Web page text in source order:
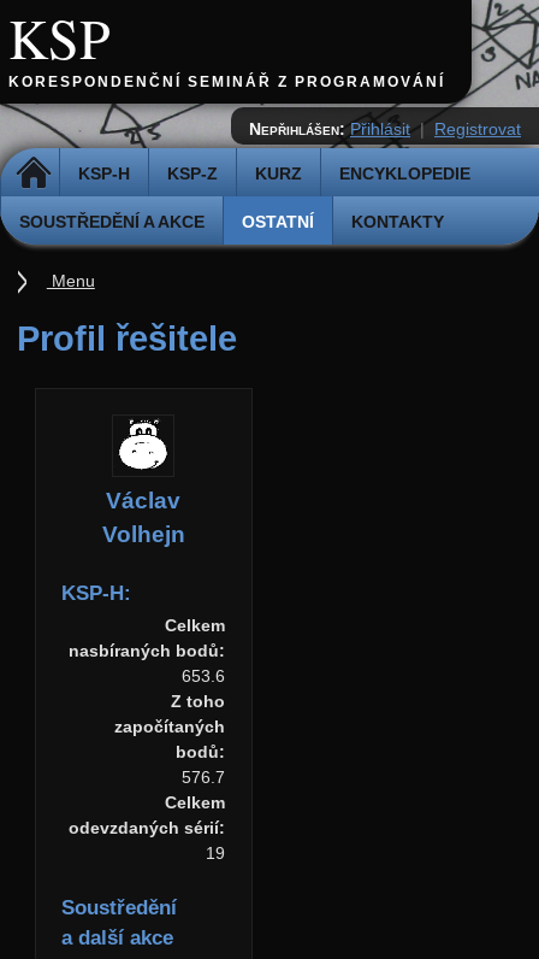
KSP
KORESPONDENČNÍ SEMINÁŘ Z PROGRAMOVÁNÍ
DOMŮ KSP-H KSP-Z KURZ ENCYKLOPEDIE
SOUSTŘEDĚNÍ A AKCE OSTATNÍ KONTAKTY
Nepřihlášen: Přihlásit | Registrovat
Profil řešitele
Václav
Volhejn
KSP-H:
Celkem
nasbíraných bodů:
653.6
Z toho
započítaných
bodů:
576.7
Celkem
odevzdaných sérií:
19
Soustředění
a další akce
Menu